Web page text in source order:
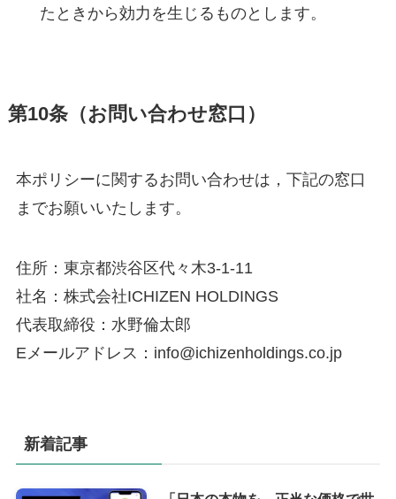
たときから効力を生じるものとします。
第10条（お問い合わせ窓口）
本ポリシーに関するお問い合わせは，下記の窓口
までお願いいたします。
住所：東京都渋谷区代々木3-1-11
社名：株式会社ICHIZEN HOLDINGS
代表取締役：水野倫太郎
Eメールアドレス：info@ichizenholdings.co.jp
新着記事